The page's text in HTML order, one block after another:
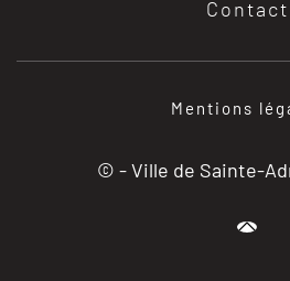
Contact
Mentions
© - Ville de Sainte-